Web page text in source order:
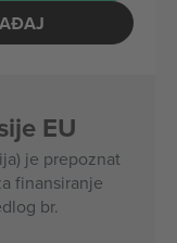
EU
je prepoznat
finansiranje
br.